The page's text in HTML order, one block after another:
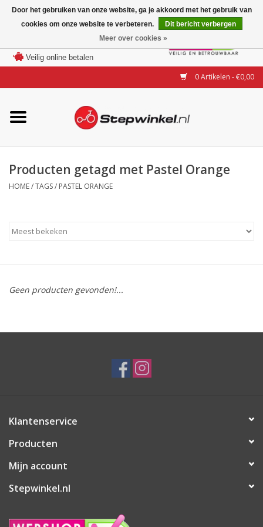
Veilig online betalen
0 Artikelen - €0,00
Merken
Modellen
Accessoires
Steps huren of uitproberen
Producten getagd met Pastel Orange
HOME/TAGS/ PASTEL ORANGE
Geen producten gevonden!...
Klantenservice
Producten
Mijn account
Stepwinkel.nl
Door het gebruiken van onze website, ga je akkoord met het gebruik van
cookies om onze website te verbeteren.
Dit bericht verbergen
Meer over cookies »